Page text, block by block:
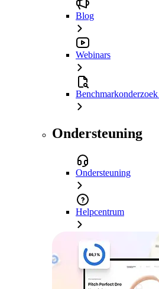
Blog
Webinars
Ondersteuning
Ondersteuning
Helpcentrum